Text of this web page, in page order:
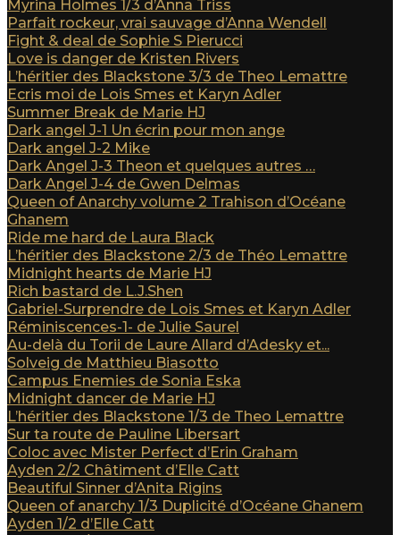
Myrina Holmes 1/3 d’Anna Triss
Parfait rockeur, vrai sauvage d’Anna Wendell
Fight & deal de Sophie S Pierucci
Love is danger de Kristen Rivers
L’héritier des Blackstone 3/3 de Theo Lemattre
Ecris moi de Lois Smes et Karyn Adler
Summer Break de Marie HJ
Dark angel J-1 Un écrin pour mon ange
Dark angel J-2 Mike
Dark Angel J-3 Theon et quelques autres …
Dark Angel J-4 de Gwen Delmas
Queen of Anarchy volume 2 Trahison d’Océane
Ghanem
Ride me hard de Laura Black
L’héritier des Blackstone 2/3 de Théo Lemattre
Midnight hearts de Marie HJ
Rich bastard de L.J.Shen
Gabriel-Surprendre de Lois Smes et Karyn Adler
Réminiscences-1- de Julie Saurel
Au-delà du Torii de Laure Allard d’Adesky et...
Solveig de Matthieu Biasotto
Campus Enemies de Sonia Eska
Midnight dancer de Marie HJ
L’héritier des Blackstone 1/3 de Theo Lemattre
Sur ta route de Pauline Libersart
Coloc avec Mister Perfect d’Erin Graham
Ayden 2/2 Châtiment d’Elle Catt
Beautiful Sinner d’Anita Rigins
Queen of anarchy 1/3 Duplicité d’Océane Ghanem
Ayden 1/2 d’Elle Catt